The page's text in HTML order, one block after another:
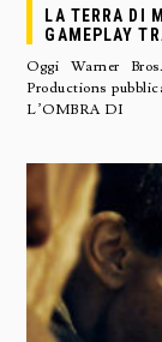
LA TERRA DI
GAMEPLAY
Oggi Warner
Productions
L’OMBRA DI